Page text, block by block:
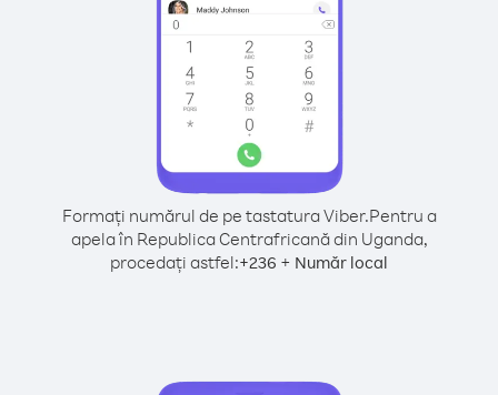
Formați numărul de pe tastatura Viber.Pentru a
apela în Republica Centrafricană din Uganda,
procedați astfel:+236 + Număr local